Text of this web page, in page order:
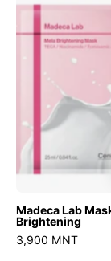
Madeca Lab
Brightening
3,900 MNT